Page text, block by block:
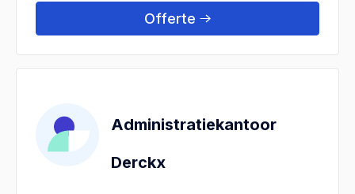
Offerte
Administratiekantoor
Derckx